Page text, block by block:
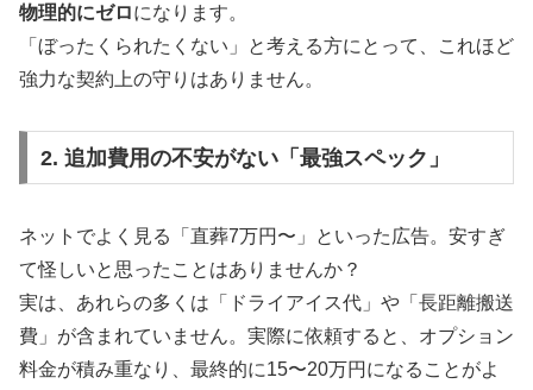
物理的にゼロになります。
「ぼったくられたくない」と考える方にとって、これほど
強力な契約上の守りはありません。
2. 追加費用の不安がない「最強スペック」
ネットでよく見る「直葬7万円〜」といった広告。安すぎ
て怪しいと思ったことはありませんか？
実は、あれらの多くは「ドライアイス代」や「長距離搬送
費」が含まれていません。実際に依頼すると、オプション
料金が積み重なり、最終的に15〜20万円になることがよ